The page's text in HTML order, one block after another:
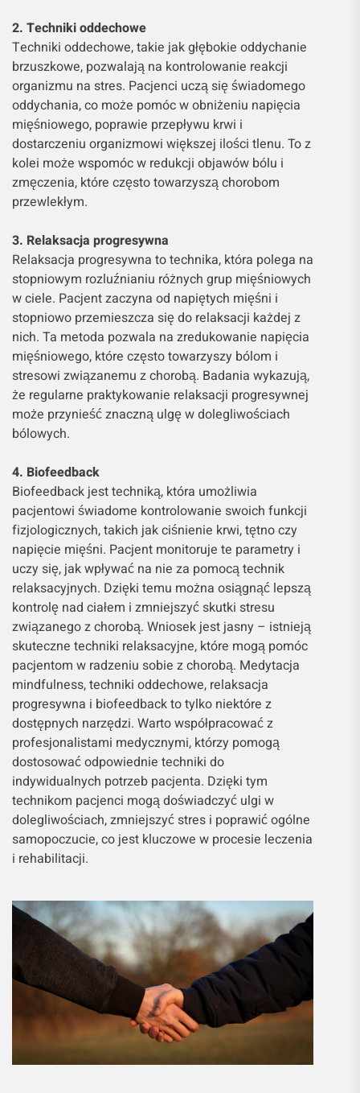
2. Techniki oddechowe
Techniki oddechowe, takie jak głębokie oddychanie
brzuszkowe, pozwalają na kontrolowanie reakcji
organizmu na stres. Pacjenci uczą się świadomego
oddychania, co może pomóc w obniżeniu napięcia
mięśniowego, poprawie przepływu krwi i
dostarczeniu organizmowi większej ilości tlenu. To z
kolei może wspomóc w redukcji objawów bólu i
zmęczenia, które często towarzyszą chorobom
przewlekłym.
3. Relaksacja progresywna
Relaksacja progresywna to technika, która polega na
stopniowym rozluźnianiu różnych grup mięśniowych
w ciele. Pacjent zaczyna od napiętych mięśni i
stopniowo przemieszcza się do relaksacji każdej z
nich. Ta metoda pozwala na zredukowanie napięcia
mięśniowego, które często towarzyszy bólom i
stresowi związanemu z chorobą. Badania wykazują,
że regularne praktykowanie relaksacji progresywnej
może przynieść znaczną ulgę w dolegliwościach
bólowych.
4. Biofeedback
Biofeedback jest techniką, która umożliwia
pacjentowi świadome kontrolowanie swoich funkcji
fizjologicznych, takich jak ciśnienie krwi, tętno czy
napięcie mięśni. Pacjent monitoruje te parametry i
uczy się, jak wpływać na nie za pomocą technik
relaksacyjnych. Dzięki temu można osiągnąć lepszą
kontrolę nad ciałem i zmniejszyć skutki stresu
związanego z chorobą. Wniosek jest jasny – istnieją
skuteczne techniki relaksacyjne, które mogą pomóc
pacjentom w radzeniu sobie z chorobą. Medytacja
mindfulness, techniki oddechowe, relaksacja
progresywna i biofeedback to tylko niektóre z
dostępnych narzędzi. Warto współpracować z
profesjonalistami medycznymi, którzy pomogą
dostosować odpowiednie techniki do
indywidualnych potrzeb pacjenta. Dzięki tym
technikom pacjenci mogą doświadczyć ulgi w
dolegliwościach, zmniejszyć stres i poprawić ogólne
samopoczucie, co jest kluczowe w procesie leczenia
i rehabilitacji.